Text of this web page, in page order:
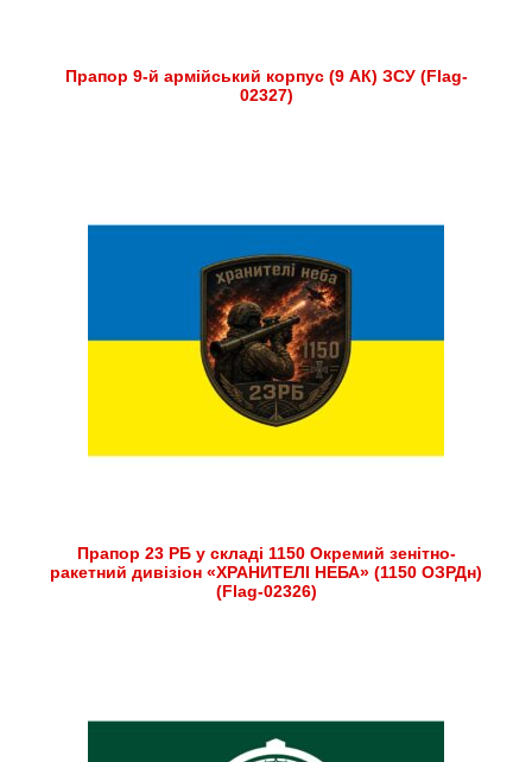
Прапор 9-й армійський корпус (9 АК) ЗСУ (Flag-
02327)
Прапор 23 РБ у складі 1150 Окремий зенітно-
ракетний дивізіон «ХРАНИТЕЛІ НЕБА» (1150 ОЗРДн)
(Flag-02326)